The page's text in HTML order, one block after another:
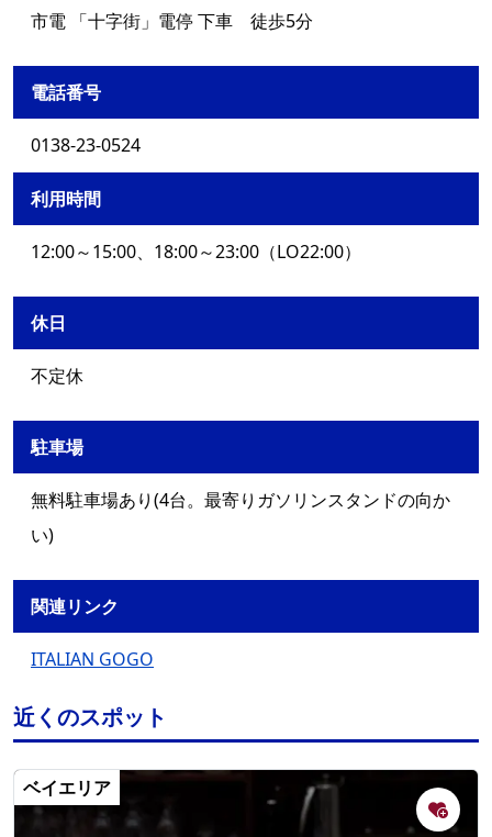
市電 「十字街」電停 下車 徒歩5分
電話番号
0138-23-0524
利用時間
12:00～15:00、18:00～23:00（LO22:00）
休日
不定休
駐車場
無料駐車場あり(4台。最寄りガソリンスタンドの向か
い)
関連リンク
ITALIAN GOGO
近くのスポット
ベイエリア